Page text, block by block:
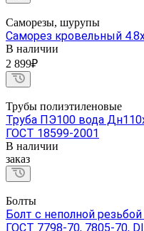
Саморезы, шурупы
Саморез кровельный
В наличии
2 899₽
Трубы полиэтиленовые
Труба ПЭ100 вода
ГОСТ 18599-2001
В наличии
заказ
Болты
Болт с неполной
ГОСТ 7798-70, 7805-70,